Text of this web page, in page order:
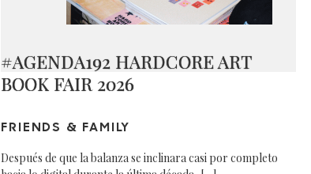
#AGENDA192 HARDCORE ART
BOOK FAIR 2026
FRIENDS & FAMILY
Después de que la balanza se inclinara casi por completo